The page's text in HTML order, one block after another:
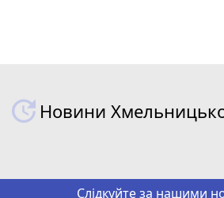
Новини
Слідкуйте за нашими